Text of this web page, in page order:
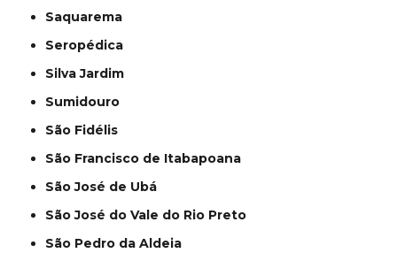
Saquarema
Seropédica
Silva Jardim
Sumidouro
São Fidélis
São Francisco de Itabapoana
São José de Ubá
São José do Vale do Rio Preto
São Pedro da Aldeia